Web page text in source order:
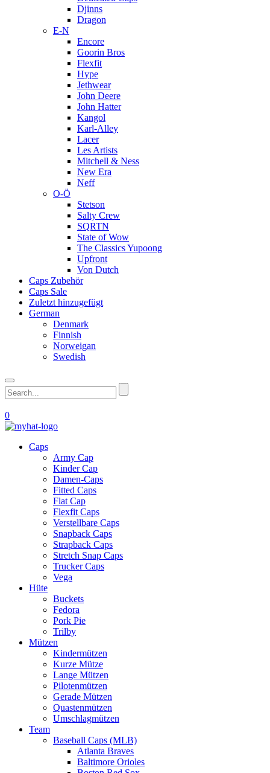
Djinns
Dragon
E-N
Encore
Goorin Bros
Flexfit
Hype
Jethwear
John Deere
John Hatter
Kangol
Karl-Alley
Lacer
Les Artists
Mitchell & Ness
New Era
Neff
O-Ö
Stetson
Salty Crew
SQRTN
State of Wow
The Classics Yupoong
Upfront
Von Dutch
Caps Zubehör
Caps Sale
Zuletzt hinzugefügt
German
Denmark
Finnish
Norweigan
Swedish
0
Caps
Army Cap
Kinder Cap
Damen-Caps
Fitted Caps
Flat Cap
Flexfit Caps
Verstellbare Caps
Snapback Caps
Strapback Caps
Stretch Snap Caps
Trucker Caps
Vega
Hüte
Buckets
Fedora
Pork Pie
Trilby
Mützen
Kindermützen
Kurze Mütze
Lange Mützen
Pilotenmützen
Gerade Mützen
Quastenmützen
Umschlagmützen
Team
Baseball Caps (MLB)
Atlanta Braves
Baltimore Orioles